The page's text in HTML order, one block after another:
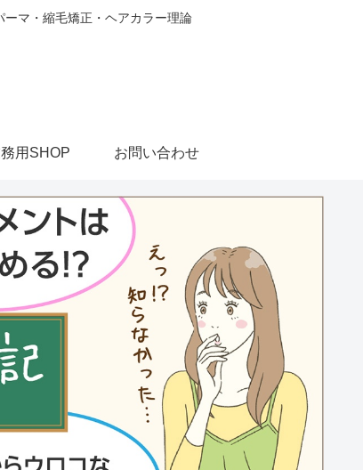
マ・縮毛矯正・ヘアカラー理論
用SHOP お問い合わせ